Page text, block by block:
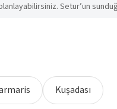
Setur’un
Kuşadası